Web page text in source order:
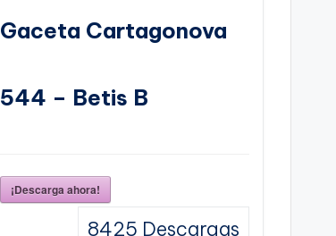
Gaceta Cartagonova
544 – Betis B
¡Descarga ahora!
8425 Descargas